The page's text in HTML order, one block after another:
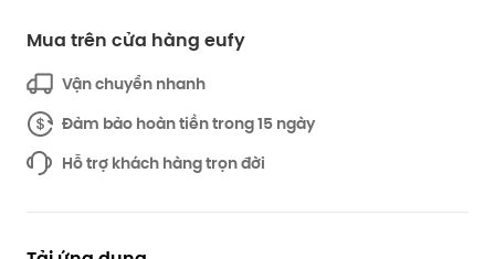
Mua trên cửa hàng eufy
Vận chuyển nhanh
Đảm bảo hoàn tiền trong 15 ngày
Hỗ trợ khách hàng trọn đời